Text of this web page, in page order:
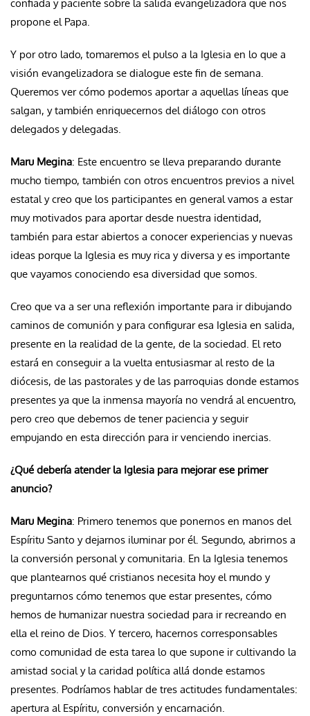
confiada y paciente sobre la salida evangelizadora que nos
propone el Papa.
Y por otro lado, tomaremos el pulso a la Iglesia en lo que a
visión evangelizadora se dialogue este fin de semana.
Queremos ver cómo podemos aportar a aquellas líneas que
salgan, y también enriquecernos del diálogo con otros
delegados y delegadas.
Maru Megina: Este encuentro se lleva preparando durante
mucho tiempo, también con otros encuentros previos a nivel
estatal y creo que los participantes en general vamos a estar
muy motivados para aportar desde nuestra identidad,
también para estar abiertos a conocer experiencias y nuevas
ideas porque la Iglesia es muy rica y diversa y es importante
que vayamos conociendo esa diversidad que somos.
Creo que va a ser una reflexión importante para ir dibujando
caminos de comunión y para configurar esa Iglesia en salida,
presente en la realidad de la gente, de la sociedad. El reto
estará en conseguir a la vuelta entusiasmar al resto de la
diócesis, de las pastorales y de las parroquias donde estamos
presentes ya que la inmensa mayoría no vendrá al encuentro,
pero creo que debemos de tener paciencia y seguir
empujando en esta dirección para ir venciendo inercias.
¿Qué debería atender la Iglesia para mejorar ese primer
anuncio?
Maru Megina: Primero tenemos que ponernos en manos del
Espíritu Santo y dejarnos iluminar por él. Segundo, abrirnos a
la conversión personal y comunitaria. En la Iglesia tenemos
que plantearnos qué cristianos necesita hoy el mundo y
preguntarnos cómo tenemos que estar presentes, cómo
hemos de humanizar nuestra sociedad para ir recreando en
ella el reino de Dios. Y tercero, hacernos corresponsables
como comunidad de esta tarea lo que supone ir cultivando la
amistad social y la caridad política allá donde estamos
presentes. Podríamos hablar de tres actitudes fundamentales:
apertura al Espíritu, conversión y encarnación.